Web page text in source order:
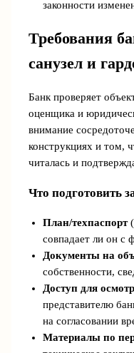
законности
Требования
санузел и
Банк проверяет
оценщика и
внимание
конструкциях и том,
читалась и
Что подготовить
План/техпаспорт
совпадает ли он с
Документы на
собственности,
Доступ для
представителю
на согласовании
Материалы по